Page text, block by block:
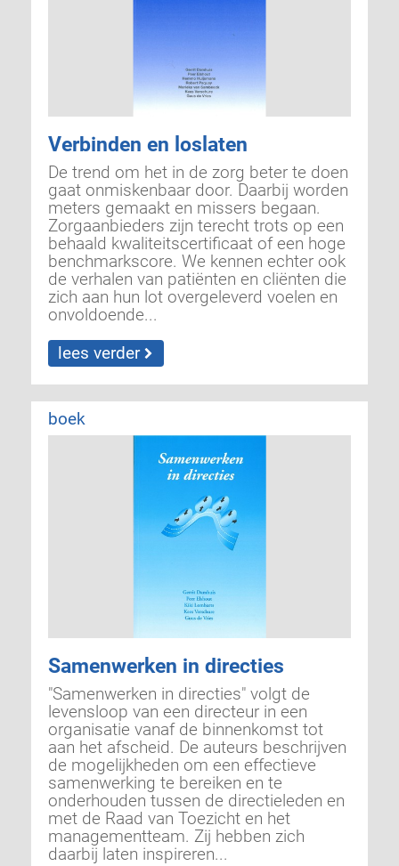
Verbinden en loslaten
De trend om het in de zorg beter te doen
gaat onmiskenbaar door. Daarbij worden
meters gemaakt en missers begaan.
Zorgaanbieders zijn terecht trots op een
behaald kwaliteitscertificaat of een hoge
benchmarkscore. We kennen echter ook
de verhalen van patiënten en cliënten die
zich aan hun lot overgeleverd voelen en
onvoldoende...
lees verder
boek
Samenwerken in directies
"Samenwerken in directies" volgt de
levensloop van een directeur in een
organisa­tie vanaf de binnenkomst tot
aan het afscheid. De auteurs beschrijven
de mogelijk­heden om een effectieve
samenwerking te bereiken en te
onderhouden tussen de directieleden en
met de Raad van Toezicht en het
managementteam. Zij hebben zich
daarbij laten inspireren...